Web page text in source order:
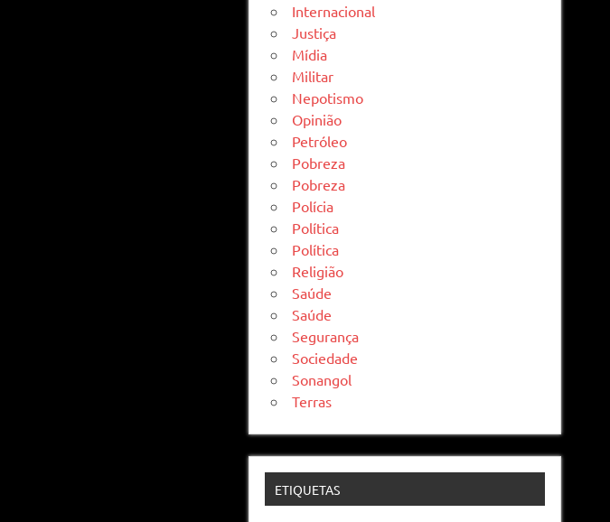
Internacional
Justiça
Mídia
Militar
Nepotismo
Opinião
Petróleo
Pobreza
Pobreza
Polícia
Política
Política
Religião
Saúde
Saúde
Segurança
Sociedade
Sonangol
Terras
ETIQUETAS